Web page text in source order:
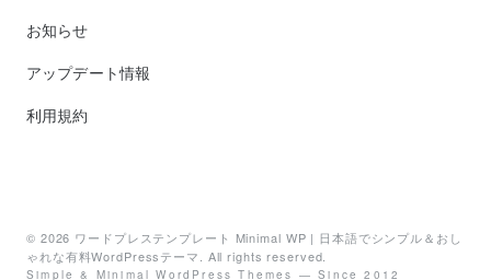
お知らせ
アップデート情報
利用規約
© 2026 ワードプレステンプレート Minimal WP | 日本語でシンプル＆おし
ゃれな有料WordPressテーマ. All rights reserved.
Simple & Minimal WordPress Themes — Since 2012